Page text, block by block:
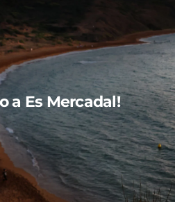
a Es Mercadal!